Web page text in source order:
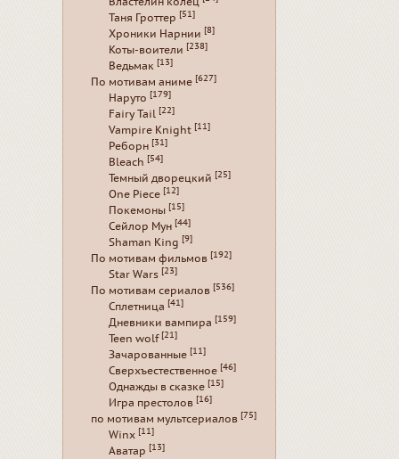
Таня Гроттер [51]
Хроники Нарнии [8]
Коты-воители [238]
Ведьмак [13]
По мотивам аниме [627]
Наруто [179]
Fairy Tail [22]
Vampire Knight [11]
Реборн [31]
Bleach [54]
Темный дворецкий [25]
One Piece [12]
Покемоны [15]
Сейлор Мун [44]
Shaman King [9]
По мотивам фильмов [192]
Star Wars [23]
По мотивам сериалов [536]
Сплетница [41]
Дневники вампира [159]
Teen wolf [21]
Зачарованные [11]
Сверхъестественное [46]
Однажды в сказке [15]
Игра престолов [16]
по мотивам мультсериалов [75]
Winx [11]
Аватар [13]